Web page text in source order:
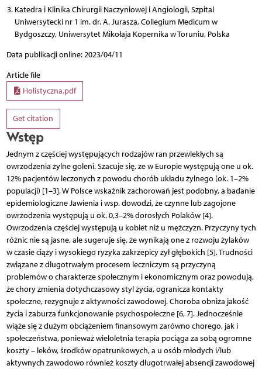
Katedra i Klinika Chirurgii Naczyniowej i Angiologii, Szpital
Uniwersytecki nr 1 im. dr. A. Jurasza, Collegium Medicum w
Bydgoszczy, Uniwersytet Mikołaja Kopernika w Toruniu, Polska
Data publikacji online: 2023/04/11
Article file
Holistyczna.pdf
Get citation
Wstęp
Jednym z częściej występujących rodzajów ran przewlekłych są
owrzodzenia żylne goleni. Szacuje się, że w Europie występują one u ok.
12% pacjentów leczonych z powodu chorób układu żylnego (ok. 1–2%
populacji) [1–3]. W Polsce wskaźnik zachorowań jest podobny, a badanie
epidemiologiczne Jawienia i wsp. dowodzi, że czynne lub zagojone
owrzodzenia występują u ok. 0,3–2% dorosłych Polaków [4].
Owrzodzenia częściej występują u kobiet niż u mężczyzn. Przyczyny tych
różnic nie są jasne, ale sugeruje się, że wynikają one z rozwoju żylaków
w czasie ciąży i wysokiego ryzyka zakrzepicy żył głębokich [5]. Trudności
związane z długotrwałym procesem leczniczym są przyczyną
problemów o charakterze społecznym i ekonomicznym oraz powodują,
że chory zmienia dotychczasowy styl życia, ogranicza kontakty
społeczne, rezygnuje z aktywności zawodowej. Choroba obniża jakość
życia i zaburza funkcjonowanie psychospołeczne [6, 7]. Jednocześnie
wiąże się z dużym obciążeniem finansowym zarówno chorego, jak i
społeczeństwa, ponieważ wieloletnia terapia pociąga za sobą ogromne
koszty – leków, środków opatrunkowych, a u osób młodych i/lub
aktywnych zawodowo również koszty długotrwałej absencji zawodowej